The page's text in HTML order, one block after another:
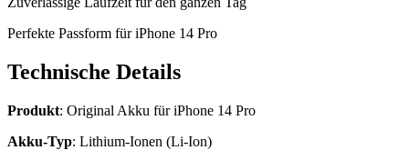
Perfekte Passform für iPhone 14 Pro
Technische Details
Produkt: Original Akku für iPhone 14 Pro
Akku-Typ: Lithium-Ionen (Li-Ion)